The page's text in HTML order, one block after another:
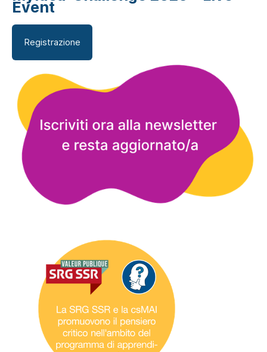
Event
Registrazione